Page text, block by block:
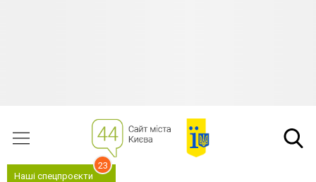
Наші спецпроєкти
23